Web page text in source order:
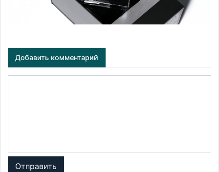
Добавить комментарий
Отправить